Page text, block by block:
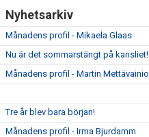
Nyhetsarkiv
Månadens profil - Mikaela Glaas
Nu är det sommarstängt på kansliet!
Månadens profil - Martin Mettävainio
Tre år blev bara början!
Månadens profil - Irma Bjurdamm